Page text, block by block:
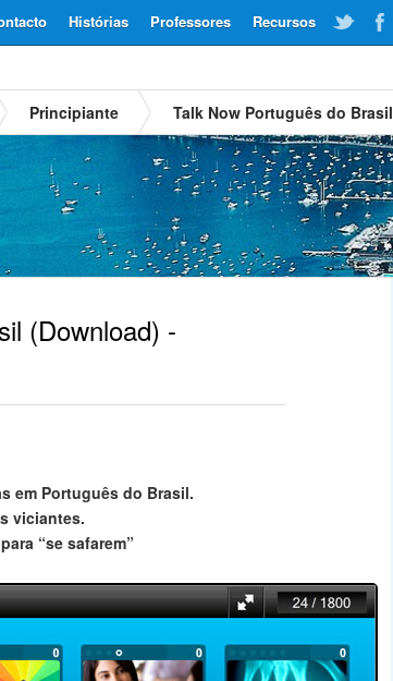
Recursos
Professores
Histórias
Principiante Talk Now Português do Brasil
(Download) -
em Português do Brasil.
viciantes.
“se safarem”